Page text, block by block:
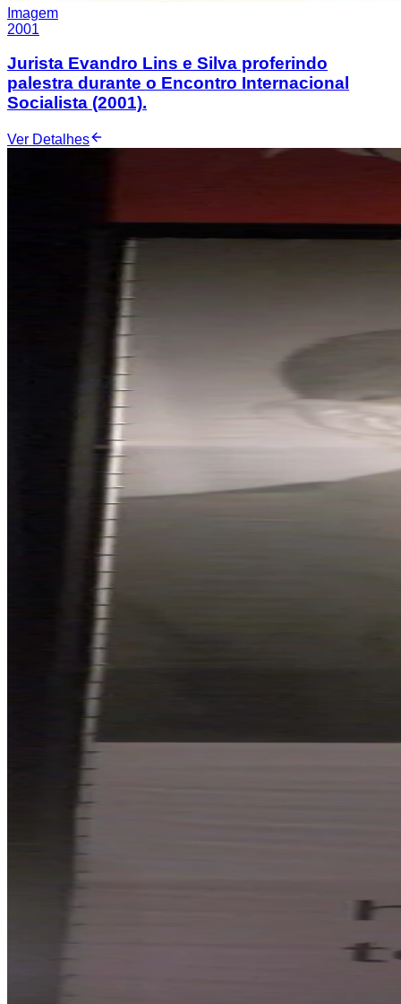
Imagem
2001
Jurista Evandro Lins e Silva proferindo
palestra durante o Encontro Internacional
Socialista (2001).
Ver Detalhes